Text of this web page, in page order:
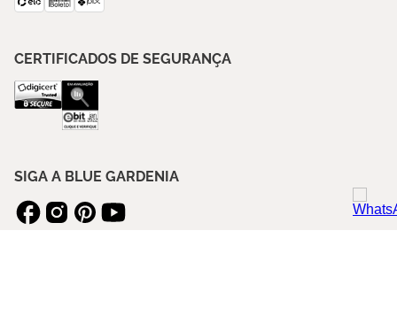
CERTIFICADOS DE SEGURANÇA
SIGA A BLUE GARDENIA